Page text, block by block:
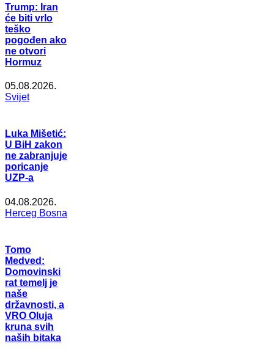
Trump: Iran
će biti vrlo
teško
pogođen ako
ne otvori
Hormuz
05.08.2026.
Svijet
Luka Mišetić:
U BiH zakon
ne zabranjuje
poricanje
UZP-a
04.08.2026.
Herceg Bosna
Tomo
Medved:
Domovinski
rat temelj je
naše
državnosti, a
VRO Oluja
kruna svih
naših bitaka